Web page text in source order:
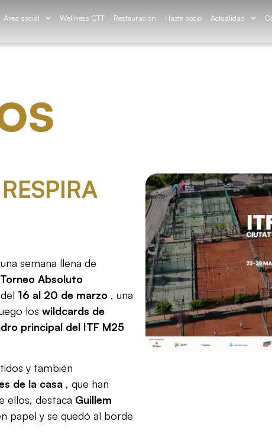
Área social Wellness CTT Restauración Hazte socio Actualidad
semana llena de
Torneo Absoluto
16 al 20 de marzo , una
los wildcards de
principal del ITF M25
y también
de la casa , que han
ellos, destaca Guillem
papel y se quedó al borde